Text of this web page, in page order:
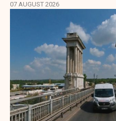
07 AUGUST 2026